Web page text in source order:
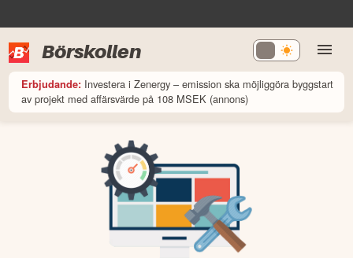
Börskollen
Erbjudande: Investera i Zenergy – emission ska möjliggöra byggstart
av projekt med affärsvärde på 108 MSEK (annons)